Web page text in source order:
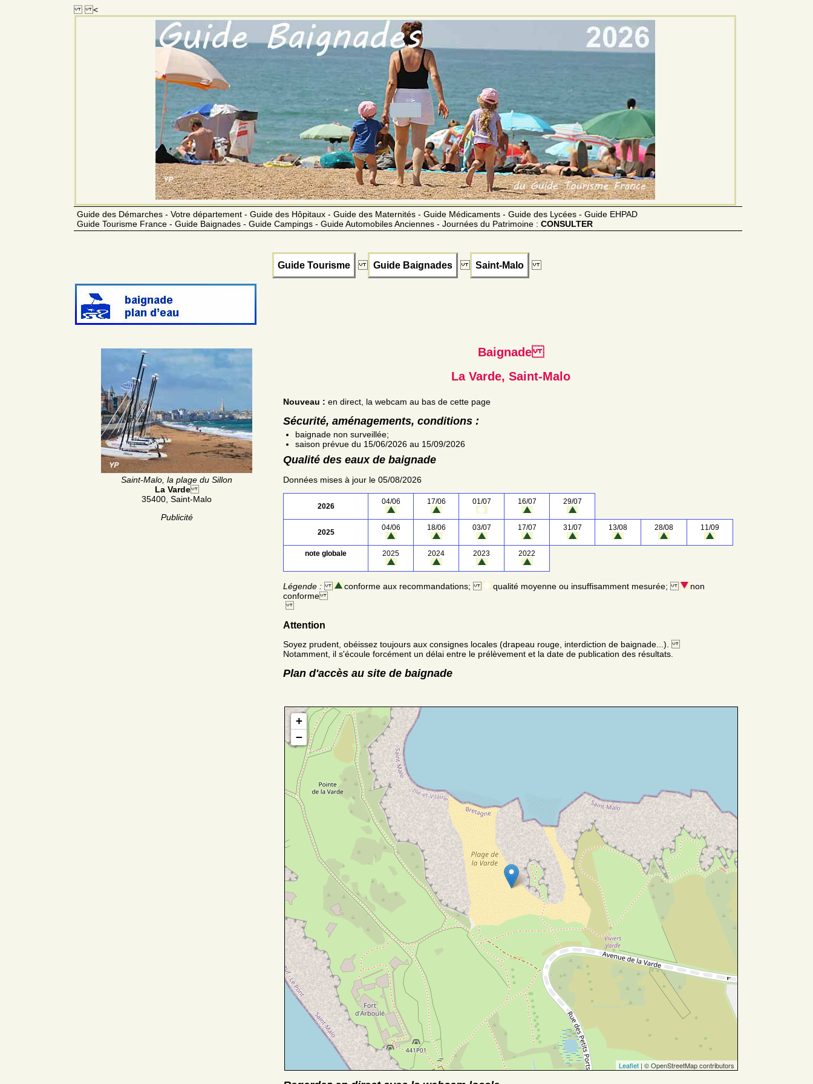
<
Guide des Démarches - Votre département - Guide des Hôpitaux - Guide des Maternités - Guide Médicaments - Guide des Lycées - Guide EHPAD
Guide Tourisme France - Guide Baignades - Guide Campings - Guide Automobiles Anciennes - Journées du Patrimoine : CONSULTER
Guide Tourisme Guide Baignades Saint-Malo
Saint-Malo, la plage du Sillon
La Varde
35400, Saint-Malo
Publicité
Baignade
La Varde, Saint-Malo
Nouveau : en direct, la webcam au bas de cette page
Sécurité, aménagements, conditions :
baignade non surveillée;
saison prévue du 15/06/2026 au 15/09/2026
Qualité des eaux de baignade
Données mises à jour le 05/08/2026
2026
04/06 17/06 01/07 16/07 29/07
2025
04/06 18/06 03/07 17/07 31/07 13/08 28/08 11/09
note globale 2025 2024 2023 2022
Légende : conforme aux recommandations; qualité moyenne ou insuffisamment mesurée;
non
conforme
Attention
Soyez prudent, obéissez toujours aux consignes locales (drapeau rouge, interdiction de baignade...).
Notamment, il s'écoule forcément un délai entre le prélèvement et la date de publication des résultats.
Plan d'accès au site de baignade
+
−
Leaflet | © OpenStreetMap contributors